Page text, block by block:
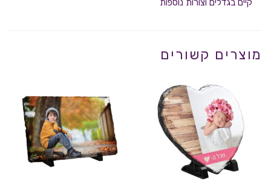
קיים בגדלים וצורות נוספות
מוצרים קשורים